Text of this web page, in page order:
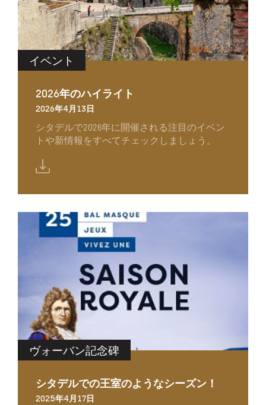
イベント
2026年のハイライト
2026年4月13日
シタデルで2026年に開催される注目のイベン
トや新情報をすべてチェックしましょう。
ヴォーバン記念碑
シタデルでの王室のようなシーズン！
2025年4月17日